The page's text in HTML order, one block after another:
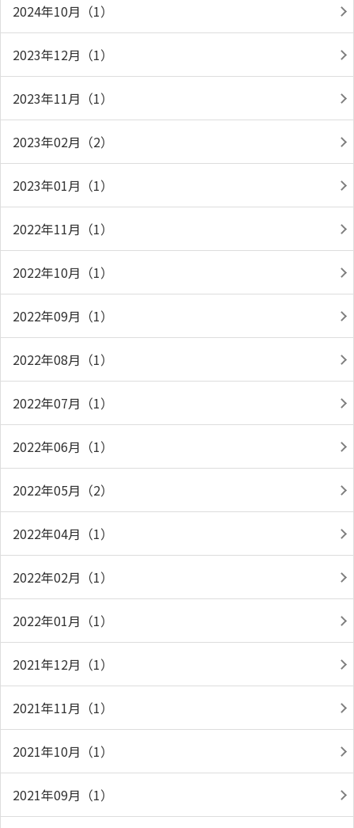
2024年10月（1）
2023年12月（1）
2023年11月（1）
2023年02月（2）
2023年01月（1）
2022年11月（1）
2022年10月（1）
2022年09月（1）
2022年08月（1）
2022年07月（1）
2022年06月（1）
2022年05月（2）
2022年04月（1）
2022年02月（1）
2022年01月（1）
2021年12月（1）
2021年11月（1）
2021年10月（1）
2021年09月（1）